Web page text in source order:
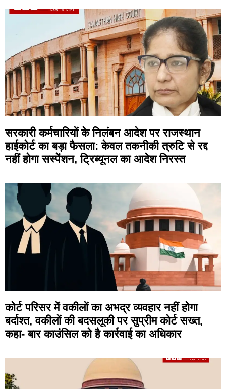
सरकारी कर्मचारियों के निलंबन आदेश पर राजस्थान
हाईकोर्ट का बड़ा फैसला: केवल तकनीकी त्रुटि से रद्द
नहीं होगा सस्पेंशन, ट्रिब्यूनल का आदेश निरस्त
कोर्ट परिसर में वकीलों का अभद्र व्यवहार नहीं होगा
बर्दाश्त, वकीलों की बदसलूकी पर सुप्रीम कोर्ट सख्त,
कहा- बार काउंसिल को है कार्रवाई का अधिकार